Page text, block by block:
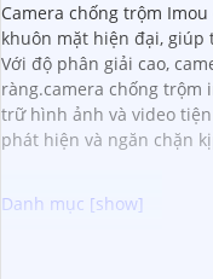
Camera chống trộm
khuôn mặt hiện đại, giúp
Với độ phân giải cao,
ràng.camera chống trộm
trữ hình ảnh và video
phát hiện và ngăn chặn
Dưới đây là 5 lý do để